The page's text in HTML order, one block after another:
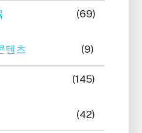
(69)
텐츠 (9)
(145)
(42)